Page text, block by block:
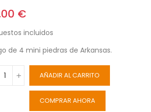
€
incluidos
de 4 mini piedras de Arkansas.
AÑADIR AL CARRITO
COMPRAR AHORA